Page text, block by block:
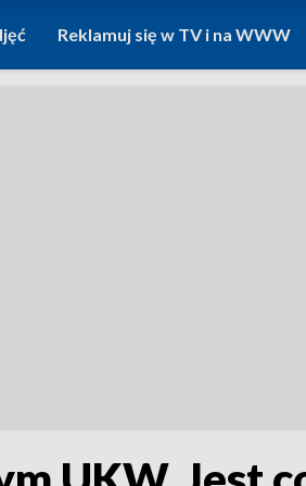
Reklamuj się w TV i na WWW